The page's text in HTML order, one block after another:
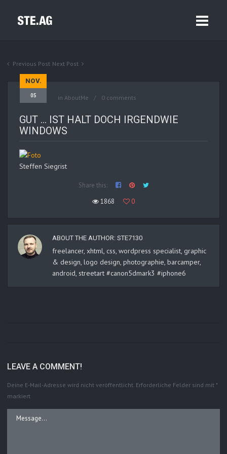
Previous Post Next Post
NOV.
05 in AboutMe 0 comments
GUT … IST HALT DOCH IRGENDWIE
WINDOWS
Steffen Siegrist
Share this:
1868
0
ABOUT THE AUTHOR: STE7130
freelancer, xhtml, css, wordpress specialist, graphic
& design, logo design, photographie, barcamper,
android, streetart #canon5dmark3 #iphone6
LEAVE A COMMENT!
Deine E-Mail-Adresse wird nicht veröffentlicht. Erforderliche Felder sind mit *
markiert